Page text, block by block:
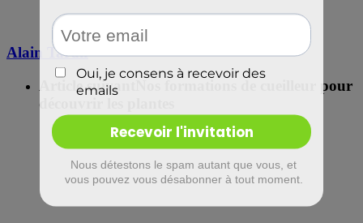
Alain Tardif
Article suivant
Nos formations de cueilleur pour
découvrir les plantes